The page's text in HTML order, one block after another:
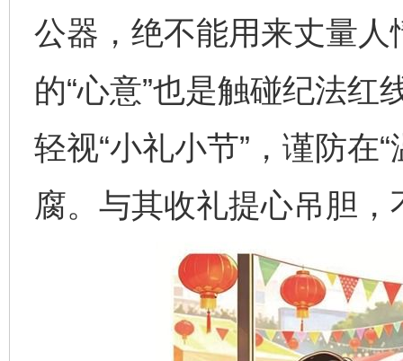
公器，绝不能用来丈量
的“心意”也是触碰纪法红
轻视“小礼小节”，谨防在
腐。与其收礼提心吊胆